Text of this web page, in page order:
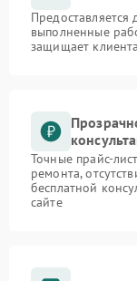
выполненные
защищает
Точные прайс-
ремонта,
бесплатной
сайте